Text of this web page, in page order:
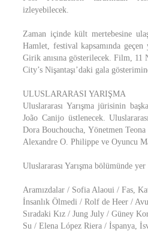
izleyebilecek.
Zaman içinde kült mertebesine
Hamlet, festival kapsamında geçen
Girik anısına gösterilecek. Film, 11
City’s Nişantaşı’daki gala
ULUSLARARASI YARIŞMA
Uluslararası Yarışma jürisinin
João Canijo üstlenecek.
Dora Bouchoucha, Yönetmen
Alexandre O. Philippe ve Oyuncu
Uluslararası Yarışma bölümünde
Aramızdalar / Sofia Alaoui / Fas,
İnsanlık Ölmedi / Rolf de Heer /
Sıradaki Kız / Jung July / Güney
Su / Elena López Riera / İspanya,